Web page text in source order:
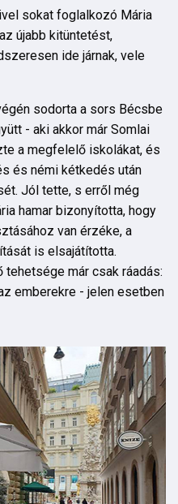
sokat foglalkozó Mária
újabb kitüntetést,
ide járnak, vele
sodorta a sors Bécsbe
- aki akkor már Somlai
a megfelelő iskolákat, és
és némi kétkedés után
Jól tette, s erről még
hamar bizonyította, hogy
van érzéke, a
is elsajátította.
már csak ráadás:
emberekre - jelen esetben